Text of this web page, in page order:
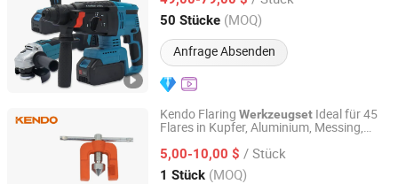
für Makita-Batterien
50 Stücke (MOQ)
Anfrage Absenden
Zhejiang, China Seit 2016
Kendo Flaring Werkzeugset Ideal für 45
Flares in Kupfer, Aluminium, Messing,
5,00-10,00 $ / Stück
1 Stück (MOQ)
Saame Tools (Shanghai) Import & Export Co., Ltd.
Shanghai, China Seit 2020